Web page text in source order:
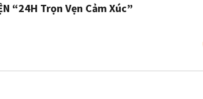
“24H Trọn Vẹn Cảm Xúc”